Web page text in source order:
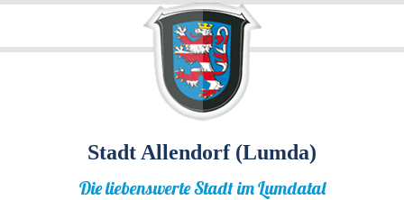
Stadt Allendorf (Lumda)
Die liebenswerte Stadt im Lumdatal